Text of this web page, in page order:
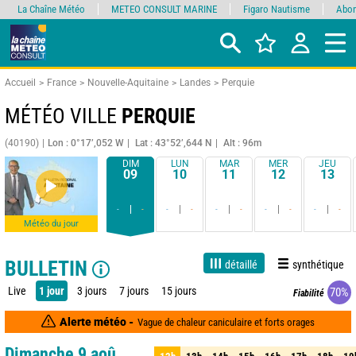
Accueil France Nouvelle-Aquitaine Landes Perquie
MÉTÉO VILLE PERQUIE
(40190) Lon : 0°17’,052 W Lat : 43°52’,644 N Alt : 96m
Météo du jour
DIM
09
- -
LUN
10
- -
MAR
11
- -
MER
12
- -
JEU
13
- -
BULLETIN détaillé synthétique
Live 1 jour 3 jours 7 jours 15 jours Fiabilité 70%
Alerte météo - Vague de chaleur caniculaire et forts orages
La Chaîne Météo METEO CONSULT MARINE Figaro Nautisme